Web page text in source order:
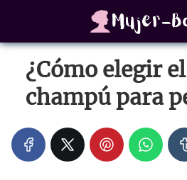
¿Cómo elegir
champú para